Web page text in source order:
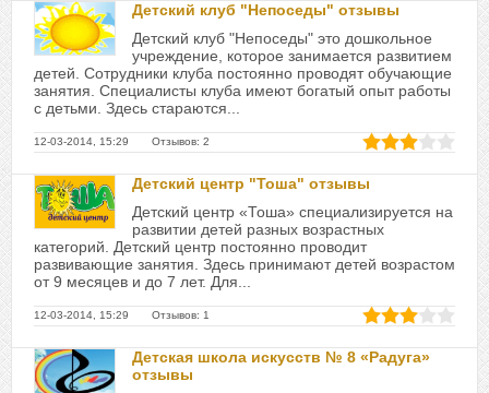
Детский клуб "Непоседы" отзывы
Детский клуб "Непоседы" это дошкольное
учреждение, которое занимается развитием
детей. Сотрудники клуба постоянно проводят обучающие
занятия. Специалисты клуба имеют богатый опыт работы
с детьми. Здесь стараются...
12-03-2014, 15:29 Отзывов: 2
Детский центр "Тоша" отзывы
Детский центр «Тоша» специализируется на
развитии детей разных возрастных
категорий. Детский центр постоянно проводит
развивающие занятия. Здесь принимают детей возрастом
от 9 месяцев и до 7 лет. Для...
12-03-2014, 15:29 Отзывов: 1
Детская школа искусств № 8 «Радуга»
отзывы